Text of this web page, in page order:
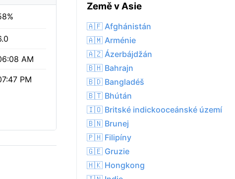
AM
PM
Země v Asie
🇦🇫 Afghánistán
🇦🇲 Arménie
🇦🇿 Ázerbájdžán
🇧🇭 Bahrajn
🇧🇩 Bangladéš
🇧🇹 Bhútán
🇮🇴 Britské indickooceánské území
🇧🇳 Brunej
🇵🇭 Filipíny
🇬🇪 Gruzie
🇭🇰 Hongkong